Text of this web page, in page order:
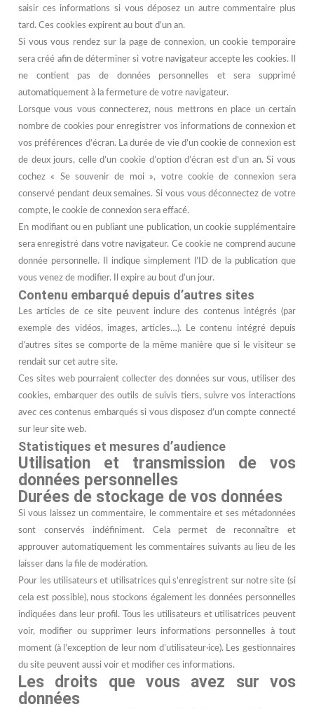
saisir ces informations si vous déposez un autre commentaire plus
tard. Ces cookies expirent au bout d’un an.
Si vous vous rendez sur la page de connexion, un cookie temporaire
sera créé afin de déterminer si votre navigateur accepte les cookies. Il
ne contient pas de données personnelles et sera supprimé
automatiquement à la fermeture de votre navigateur.
Lorsque vous vous connecterez, nous mettrons en place un certain
nombre de cookies pour enregistrer vos informations de connexion et
vos préférences d’écran. La durée de vie d’un cookie de connexion est
de deux jours, celle d’un cookie d’option d’écran est d’un an. Si vous
cochez « Se souvenir de moi », votre cookie de connexion sera
conservé pendant deux semaines. Si vous vous déconnectez de votre
compte, le cookie de connexion sera effacé.
En modifiant ou en publiant une publication, un cookie supplémentaire
sera enregistré dans votre navigateur. Ce cookie ne comprend aucune
donnée personnelle. Il indique simplement l’ID de la publication que
vous venez de modifier. Il expire au bout d’un jour.
Contenu embarqué depuis d’autres sites
Les articles de ce site peuvent inclure des contenus intégrés (par
exemple des vidéos, images, articles…). Le contenu intégré depuis
d’autres sites se comporte de la même manière que si le visiteur se
rendait sur cet autre site.
Ces sites web pourraient collecter des données sur vous, utiliser des
cookies, embarquer des outils de suivis tiers, suivre vos interactions
avec ces contenus embarqués si vous disposez d’un compte connecté
sur leur site web.
Statistiques et mesures d’audience
Utilisation et transmission de vos
données personnelles
Durées de stockage de vos données
Si vous laissez un commentaire, le commentaire et ses métadonnées
sont conservés indéfiniment. Cela permet de reconnaître et
approuver automatiquement les commentaires suivants au lieu de les
laisser dans la file de modération.
Pour les utilisateurs et utilisatrices qui s’enregistrent sur notre site (si
cela est possible), nous stockons également les données personnelles
indiquées dans leur profil. Tous les utilisateurs et utilisatrices peuvent
voir, modifier ou supprimer leurs informations personnelles à tout
moment (à l’exception de leur nom d’utilisateur·ice). Les gestionnaires
du site peuvent aussi voir et modifier ces informations.
Les droits que vous avez sur vos
données